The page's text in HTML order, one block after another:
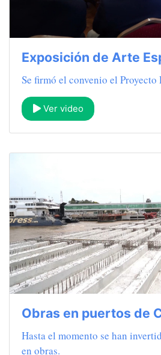
Exposición de Arte
Se firmó el convenio el Proyecto
Ver video
Obras en puertos de
Hasta el momento se han
en obras.